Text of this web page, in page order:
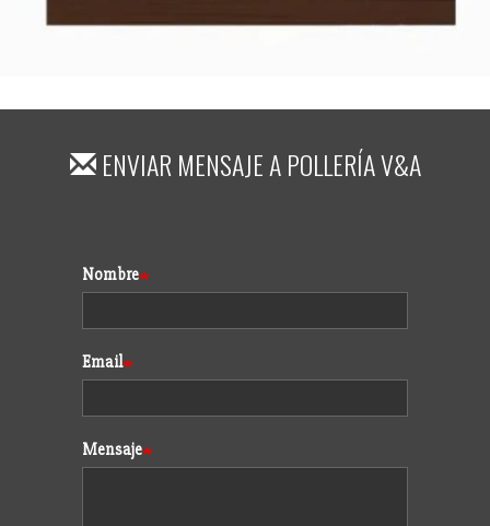
ENVIAR MENSAJE APOLLERÍA V&A
Formulario
Nombre
Email
Mensaje